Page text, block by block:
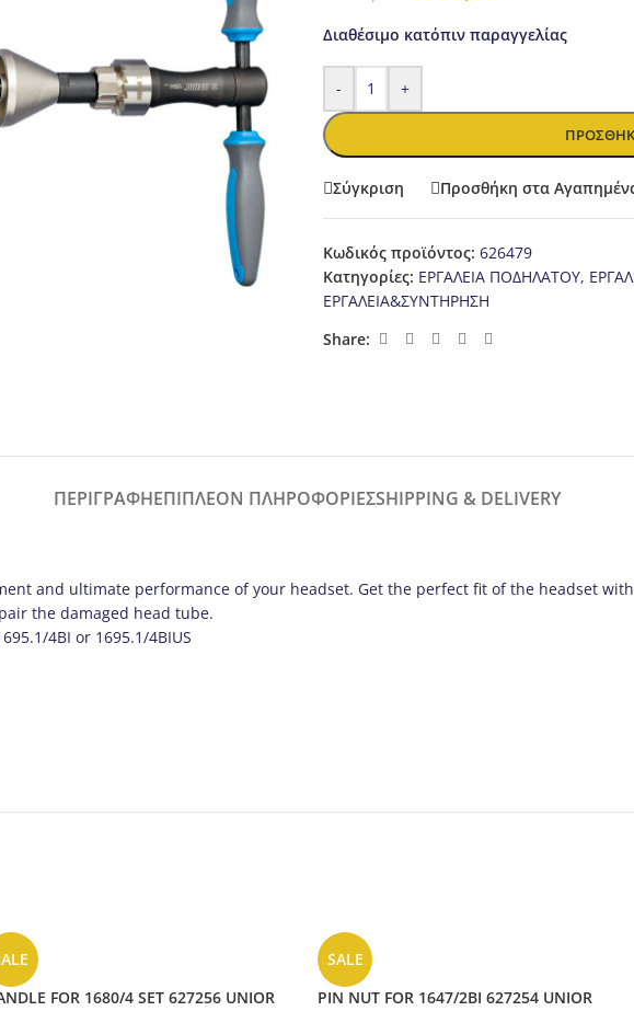
Διαθέσιμο κατόπιν παραγγελίας
- +
Σύγκριση Προσθήκη στα
Κωδικός προϊόντος: 626479
Κατηγορίες: ΕΡΓΑΛΕΙΑ ΠΟΔΗΛΑΤΟΥ,
ΕΡΓΑΛΕΙΑ&ΣΥΝΤΗΡΗΣΗ
Share:
ΠΕΡΙΓΡΑΦΉΕΠΙΠΛΈΟΝ ΠΛΗΡΟΦΟΡΊΕΣSHIPPING & DELIVERY
and ultimate performance of your headset. Get the perfect fit of the headset
the damaged head tube.
4BI or 1695.1/4BIUS
FOR 1680/4 SET 627256 UNIOR
SALE
PIN NUT FOR 1647/2BI 627254 UNIOR